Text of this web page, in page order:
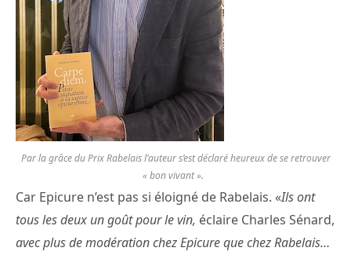
Par la grâce du Prix Rabelais l’auteur s’est déclaré heureux de se retrouver
« bon vivant ».
Car Epicure n’est pas si éloigné de Rabelais. «Ils ont
tous les deux un goût pour le vin, éclaire Charles Sénard,
avec plus de modération chez Epicure que chez Rabelais…